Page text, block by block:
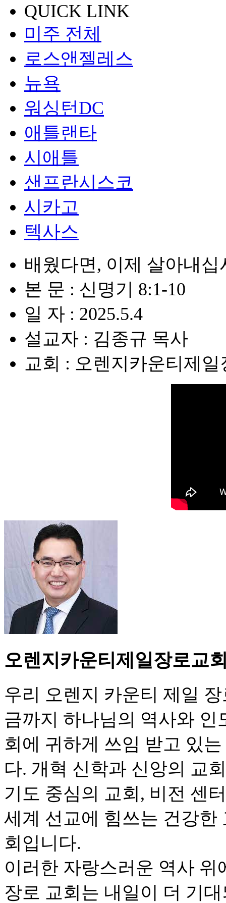
QUICK LINK
미주 전체
로스앤젤레스
뉴욕
워싱턴DC
애틀랜타
시애틀
샌프란시스코
시카고
텍사스
배웠다면, 이제 살아내십
본 문 : 신명기 8:1-10
일 자 : 2025.5.4
설교자 : 김종규 목사
교회 : 오렌지카운티제
오렌지카운티제일장로교
우리 오렌지 카운티 제일
금까지 하나님의 역사와
회에 귀하게 쓰임 받고 있
다. 개혁 신학과 신앙의 교
기도 중심의 교회, 비전 센
세계 선교에 힘쓰는 건강한
회입니다.
이러한 자랑스러운 역사
장로 교회는 내일이 더 기